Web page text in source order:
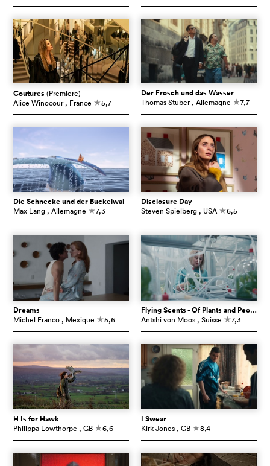
Coutures (Premiere)
Alice Winocour , France c5,7
Der Frosch und das Wasser
Thomas Stuber , Allemagne c7,7
Die Schnecke und der Buckelwal
Max Lang , Allemagne c7,3
Disclosure Day
Steven Spielberg , USA c6,5
Dreams
Michel Franco , Mexique c5,6
Flying Scents - Of Plants and People
Antshi von Moos , Suisse c7,3
H Is for Hawk
Philippa Lowthorpe , GB c6,6
I Swear
Kirk Jones , GB c8,4